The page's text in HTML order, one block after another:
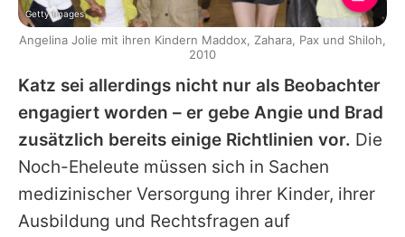
Katz sei allerdings nicht nur als Beobachter
engagiert worden – er gebe Angie und Brad
zusätzlich bereits einige Richtlinien vor. Die
Noch-Eheleute müssen sich in Sachen
medizinischer Versorgung ihrer Kinder, ihrer
Ausbildung und Rechtsfragen auf
Getty Images
Angelina Jolie mit ihren Kindern Maddox, Zahara, Pax und Shiloh,
2010